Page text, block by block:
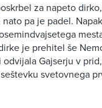
za napeto
pa je padel.
je prehitel še
Gajserju v
svetovnega